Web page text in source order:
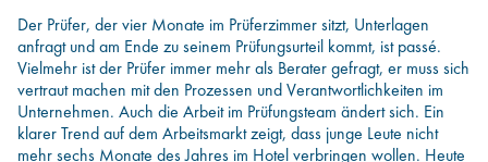
Der Prüfer, der vier Monate im Prüferzimmer sitzt, Unterlagen
anfragt und am Ende zu seinem Prüfungsurteil kommt, ist passé.
Vielmehr ist der Prüfer immer mehr als Berater gefragt, er muss sich
vertraut machen mit den Prozessen und Verantwortlichkeiten im
Unternehmen. Auch die Arbeit im Prüfungsteam ändert sich. Ein
klarer Trend auf dem Arbeitsmarkt zeigt, dass junge Leute nicht
mehr sechs Monate des Jahres im Hotel verbringen wollen. Heute